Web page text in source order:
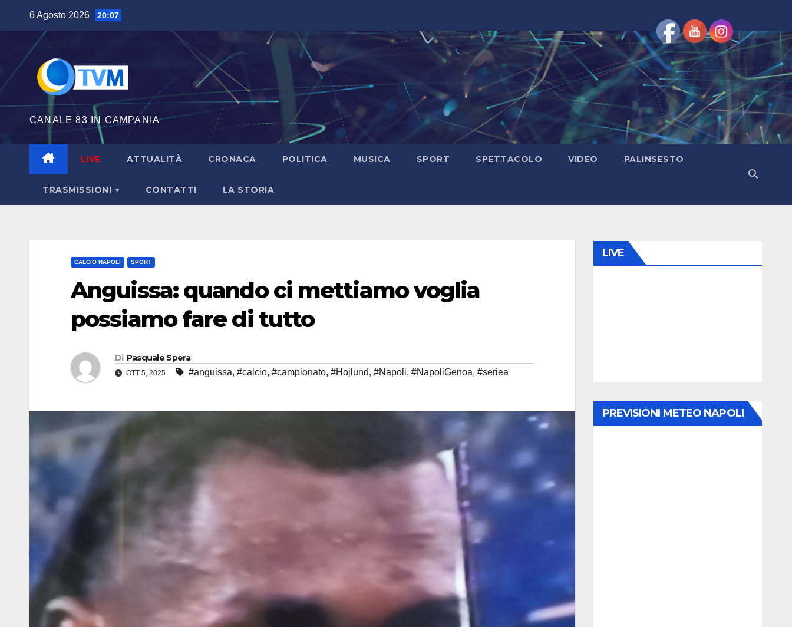
contenuto
6 Agosto 2026 20:07
CANALE 83 IN CAMPANIA
LIVE ATTUALITÀ CRONACA POLITICA MUSICA SPORT SPETTACOLO VIDEO PALINSESTO
TRASMISSIONI CONTATTI LA STORIA
CALCIO NAPOLI SPORT
Anguissa: quando ci mettiamo voglia
possiamo fare di tutto
Di Pasquale Spera
OTT 5, 2025 #anguissa, #calcio, #campionato, #Hojlund, #Napoli, #NapoliGenoa, #seriea
LIVE
PREVISIONI METEO NAPOLI